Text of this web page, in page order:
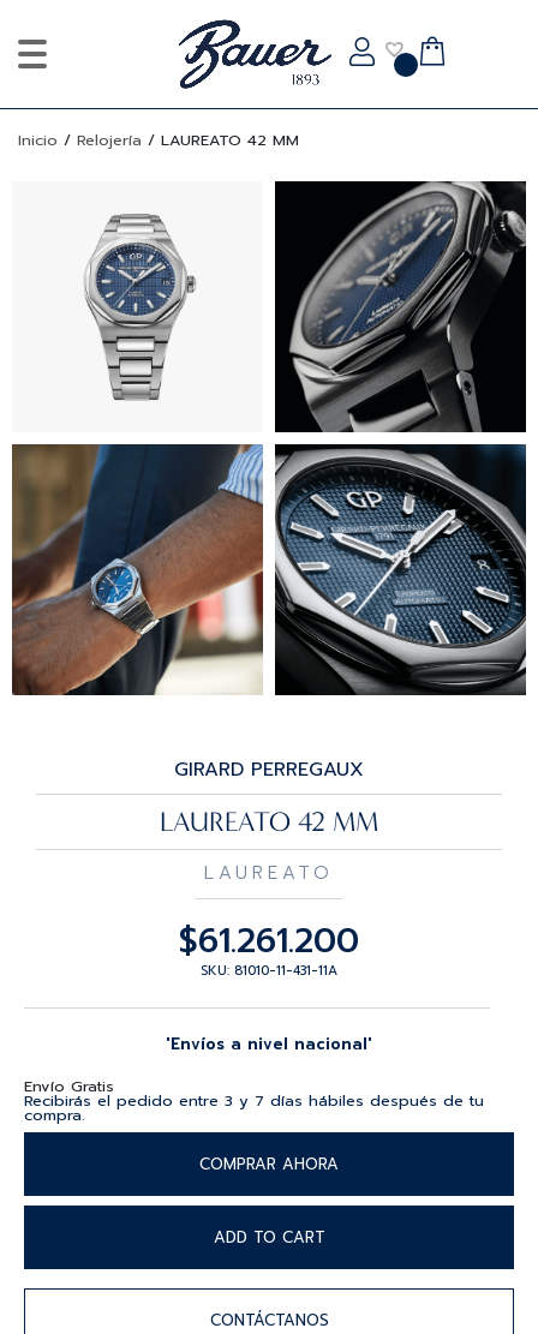
Inicio / Relojería / LAUREATO 42 MM
GIRARD PERREGAUX
LAUREATO 42 MM
LAUREATO
$61.261.200
SKU: 81010-11-431-11A
'Envíos a nivel nacional'
Envío Gratis
Recibirás el pedido entre 3 y 7 días hábiles después de tu
compra.
COMPRAR AHORA
ADD TO CART
CONTÁCTANOS